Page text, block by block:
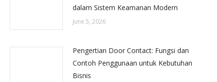
dalam Sistem Keamanan Modern
June 5, 2026
Pengertian Door Contact: Fungsi dan
Contoh Penggunaan untuk Kebutuhan
Bisnis